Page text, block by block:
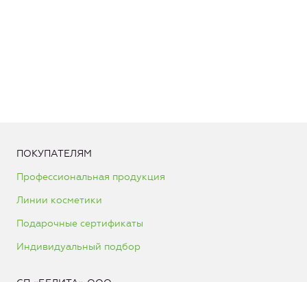
ПОКУПАТЕЛЯМ
Профессиональная продукция
Линии косметики
Подарочные сертификаты
Индивидуальный подбор